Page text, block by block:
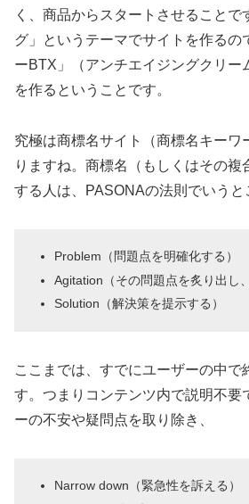
く、商品からスタートさせることで
グ」というテーマでサイトを作るの
ーBTX」（アンチエイジングクリー
を作るということです。
究極は商標名サイト（商標名キーワ
りますね。商標名（もしくはその複
する人は、PASONAの法則でいうと
Problem（問題点を明確化する）
Agitation（その問題点を炙り出し
Solution（解決策を提示する）
ここまでは、すでにユーザーの中で
す。つまりコンテンツ内で説明不要
ーの不安や疑問点を取り除き、
Narrow down（緊急性を訴える）